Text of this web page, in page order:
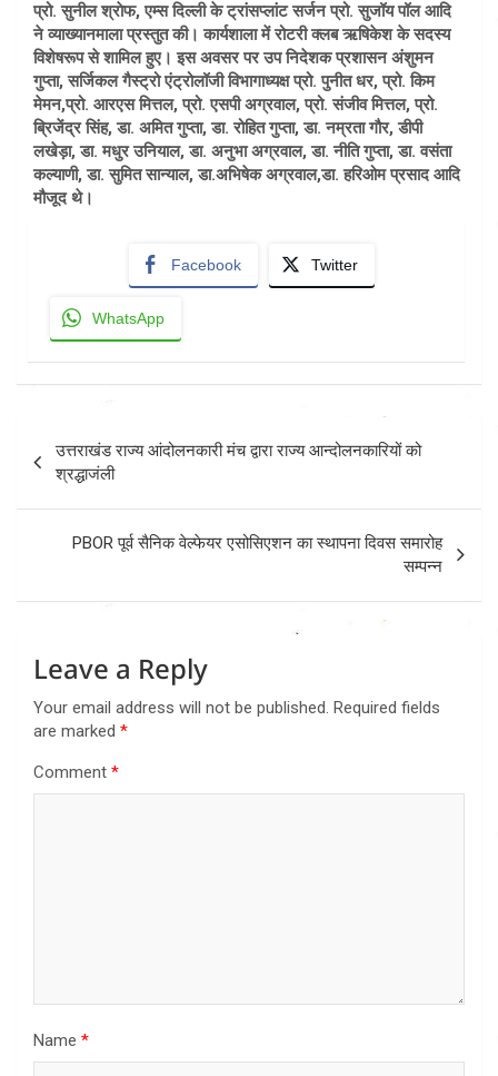
प्रो. सुनील श्राेफ, एम्स दिल्ली के ट्रांसप्लांट सर्जन प्रो. सुजॉय पॉल आदि
ने व्याख्यानमाला प्रस्तुत की। कार्यशाला में रोटरी क्लब ऋषिकेश के सदस्य
विशेषरूप से शामिल हुए। इस अवसर पर उप निदेशक प्रशासन अंशुमन
गुप्ता, सर्जिकल गैस्ट्रो एंट्रोलॉजी विभागाध्यक्ष प्रो. पुनीत धर, प्रो. किम
मेमन,प्रो. आरएस मित्तल, प्रो. एसपी अग्रवाल, प्रो. संजीव मित्तल, प्रो. ​
ब्रिजेंद्र सिंह, डा. अमित गुप्ता, डा. रोहित गुप्ता, डा. नम्रता गौर, डीपी
लखेड़ा, डा. मधुर उनियाल, डा. अनुभा अग्रवाल, डा. नीति गुप्ता, डा. वसंता
कल्याणी, डा. सुमित सान्याल, डा.अभिषेक अग्रवाल,डा. हरिओम प्रसाद आदि
मौजूद थे।
Facebook Twitter
WhatsApp
navigation
उत्तराखंड राज्य आंदोलनकारी मंच द्वारा राज्य आन्दोलनकारियों को
श्रद्धाजंली
PBOR पूर्व सैनिक वेल्फेयर एसोसिएशन का स्थापना दिवस समारोह
सम्पन्न
Leave a Reply
Your email address will not be published. Required fields
are marked *
Comment *
Name *